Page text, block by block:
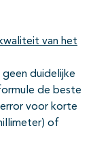
van het
geen duidelijke
de beste
voor korte
of